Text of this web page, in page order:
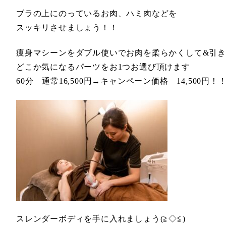
ブラの上にのっているお肉、ハミ肉などを
スッキリさせましょう！！
痩身マシーンをダブル使いでお肉を柔らかくして&引
どこか気になるパーツをお1つお選び頂けます
60分 通常16,500円→キャンペーン価格 14,500円！！
スレンダーボディを手に入れましょう(≧◇≦)